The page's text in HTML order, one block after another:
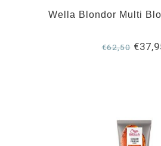
Wella Blondor Multi
€62,50